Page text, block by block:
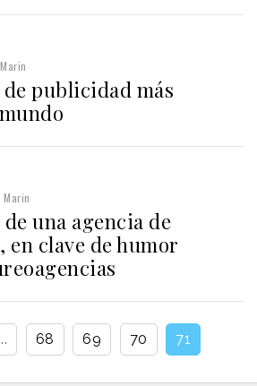
publicidad más
una agencia de
clave de humor
... 68 69 70 71